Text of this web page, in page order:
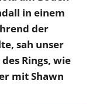
in einem
der
sah unser
Rings, wie
mit Shawn